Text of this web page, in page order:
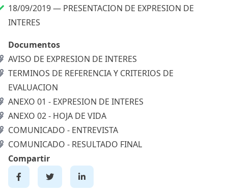
18/09/2019 — PRESENTACION DE EXPRESION DE
INTERES
Documentos
AVISO DE EXPRESION DE INTERES
TERMINOS DE REFERENCIA Y CRITERIOS DE
EVALUACION
ANEXO 01 - EXPRESION DE INTERES
ANEXO 02 - HOJA DE VIDA
COMUNICADO - ENTREVISTA
COMUNICADO - RESULTADO FINAL
Compartir